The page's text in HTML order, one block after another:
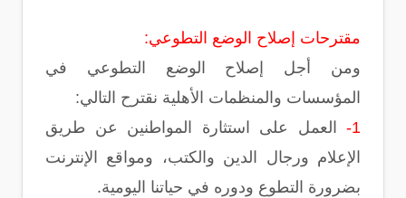
مقترحات إصلاح الوضع التطوعي:
ومن أجل إصلاح الوضع التطوعي في
المؤسسات والمنظمات الأهلية نقترح التالي:
1-
العمل على استثارة المواطنين عن طريق
الإعلام ورجال الدين والكتب، ومواقع الإنترنت
بضرورة التطوع ودوره في حياتنا اليومية.